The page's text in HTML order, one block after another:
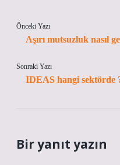
Önceki Yazı
Aşırı mutsuzluk nasıl
Sonraki Yazı
IDEAS hangi sektörde
Bir yanıt yazın